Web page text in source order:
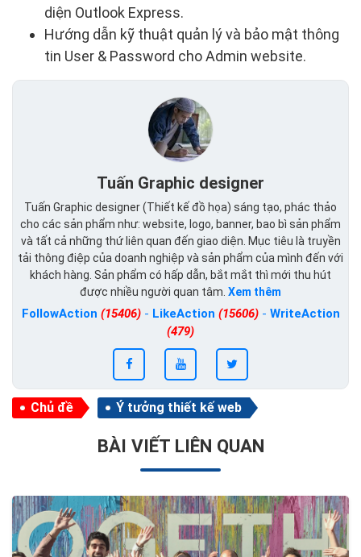
diện Outlook Express.
Hướng dẫn kỹ thuật quản lý và bảo mật thông
tin User & Password cho Admin website.
Tuấn Graphic designer
Tuấn Graphic designer (Thiết kế đồ họa) sáng tạo, phác thảo
cho các sản phẩm như: website, logo, banner, bao bì sản phẩm
và tất cả những thứ liên quan đến giao diện. Mục tiêu là truyền
tải thông điệp của doanh nghiệp và sản phẩm của mình đến với
khách hàng. Sản phẩm có hấp dẫn, bắt mắt thì mới thu hút
được nhiều người quan tâm. Xem thêm
FollowAction (15406)- LikeAction (15606)- WriteAction
(479)
Chủ đề Ý tưởng thiết kế web
BÀI VIẾT LIÊN QUAN